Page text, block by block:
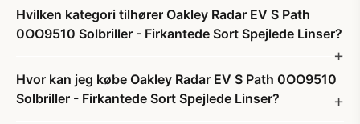
Hvilken kategori tilhører Oakley Radar EV S Path
0OO9510 Solbriller - Firkantede Sort Spejlede Linser?
Hvor kan jeg købe Oakley Radar EV S Path 0OO9510
Solbriller - Firkantede Sort Spejlede Linser?